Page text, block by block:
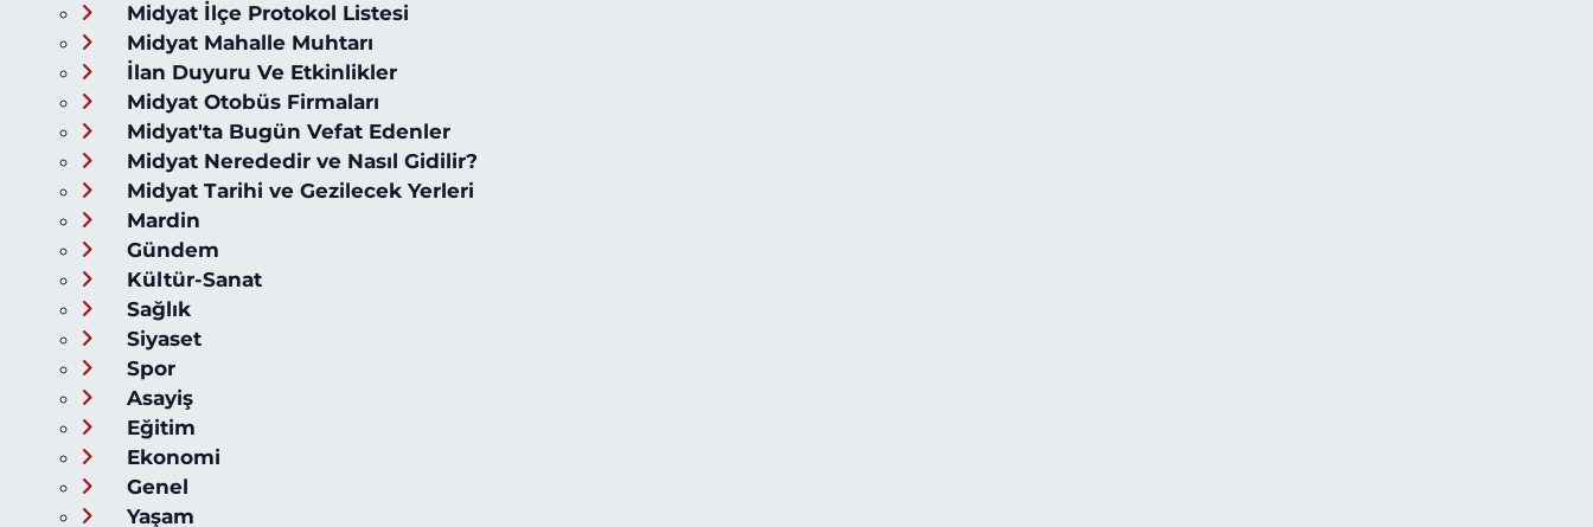
Midyat İlçe Protokol Listesi
Midyat Mahalle Muhtarı
İlan Duyuru Ve Etkinlikler
Midyat Otobüs Firmaları
Midyat'ta Bugün Vefat Edenler
Midyat Nerededir ve Nasıl Gidilir?
Midyat Tarihi ve Gezilecek Yerleri
Mardin
Gündem
Kültür-Sanat
Sağlık
Siyaset
Spor
Asayiş
Eğitim
Ekonomi
Genel
Yaşam